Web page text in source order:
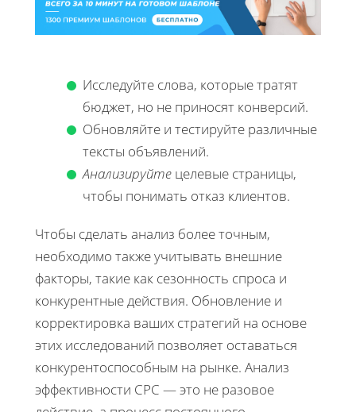
Исследуйте слова, которые тратят
бюджет, но не приносят конверсий.
Обновляйте и тестируйте различные
тексты объявлений.
Анализируйте целевые страницы,
чтобы понимать отказ клиентов.
Чтобы сделать анализ более точным,
необходимо также учитывать внешние
факторы, такие как сезонность спроса и
конкурентные действия. Обновление и
корректировка ваших стратегий на основе
этих исследований позволяет оставаться
конкурентоспособным на рынке. Анализ
эффективности CPC — это не разовое